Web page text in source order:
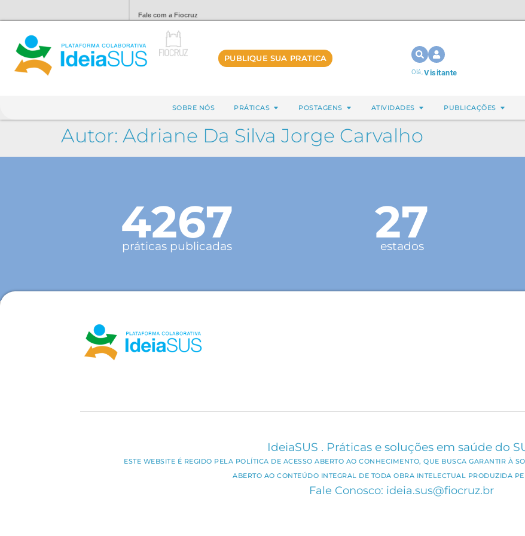
Fale com a Fiocruz
PUBLIQUE SUA PRATICA
Olá,Visitante
SOBRE NÓS PRÁTICAS POSTAGENS ATIVIDADES PUBLICAÇÕES
Autor: Adriane Da Silva Jorge Carvalho
4267
práticas publicadas 27
estados
IdeiaSUS . Práticas e soluções em saúde do
ESTE WEBSITE É REGIDO PELA POLÍTICA DE ACESSO ABERTO AO CONHECIMENTO, QUE BUSCA GARANTIR À
ABERTO AO CONTEÚDO INTEGRAL DE TODA OBRA INTELECTUAL PRODUZIDA
Fale Conosco: ideia.sus@fiocruz.br